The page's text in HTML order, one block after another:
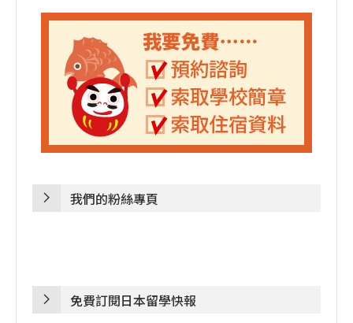
我們的粉絲專頁
免費訂閱日本留學快報